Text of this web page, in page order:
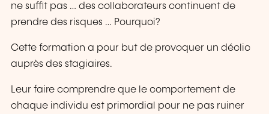
ne suffit pas … des collaborateurs continuent de
prendre des risques … Pourquoi?
Cette formation a pour but de provoquer un déclic
auprès des stagiaires.
Leur faire comprendre que le comportement de
chaque individu est primordial pour ne pas ruiner